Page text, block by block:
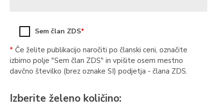
Sem član ZDS*
* Če želite publikacijo naročiti po članski ceni, označite
izbirno polje "Sem član ZDS" in vpišite osem mestno
davčno številko (brez oznake SI) podjetja - člana ZDS.
Izberite želeno količino: